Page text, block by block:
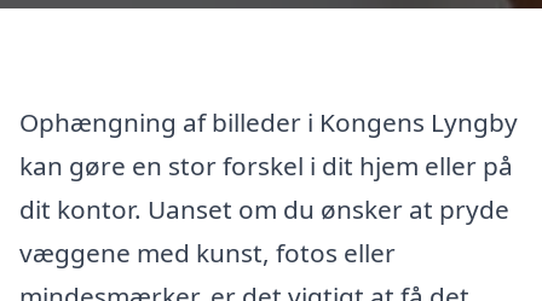
Ophængning af billeder i Kongens Lyngby
kan gøre en stor forskel i dit hjem eller på
dit kontor. Uanset om du ønsker at pryde
væggene med kunst, fotos eller